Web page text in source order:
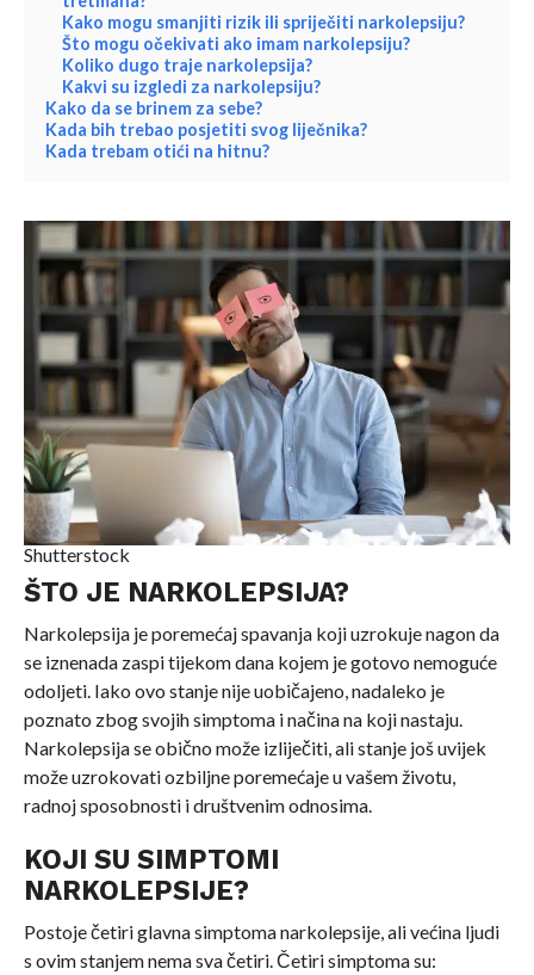
Kako mogu smanjiti rizik ili spriječiti narkolepsiju?
Što mogu očekivati ako imam narkolepsiju?
Koliko dugo traje narkolepsija?
Kakvi su izgledi za narkolepsiju?
Kako da se brinem za sebe?
Kada bih trebao posjetiti svog liječnika?
Kada trebam otići na hitnu?
Shutterstock
ŠTO JE NARKOLEPSIJA?
Narkolepsija je poremećaj spavanja koji uzrokuje nagon da
se iznenada zaspi tijekom dana kojem je gotovo nemoguće
odoljeti. Iako ovo stanje nije uobičajeno, nadaleko je
poznato zbog svojih simptoma i načina na koji nastaju.
Narkolepsija se obično može izliječiti, ali stanje još uvijek
može uzrokovati ozbiljne poremećaje u vašem životu,
radnoj sposobnosti i društvenim odnosima.
KOJI SU SIMPTOMI
NARKOLEPSIJE?
Postoje četiri glavna simptoma narkolepsije, ali većina ljudi
s ovim stanjem nema sva četiri. Četiri simptoma su: